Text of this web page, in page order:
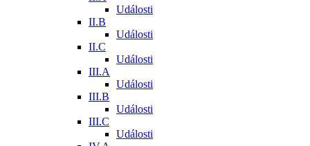
Události
II.B
Události
II.C
Události
III.A
Události
III.B
Události
III.C
Události